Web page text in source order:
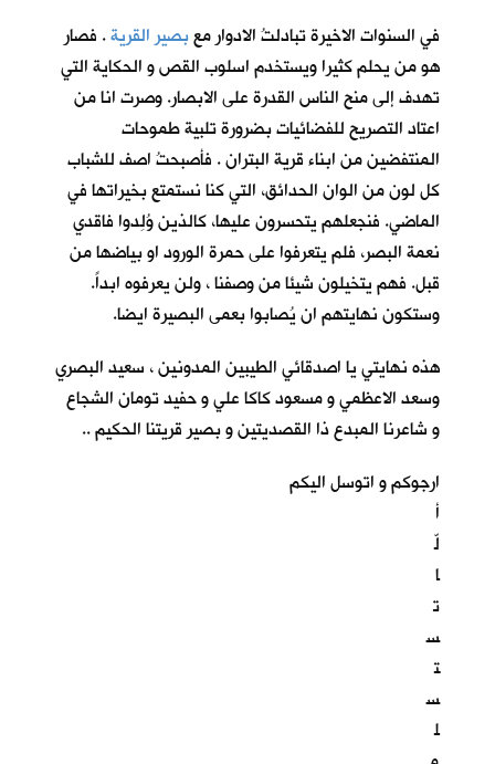
في السنوات الاخيرة تبادلتُ الادوار معبصير القرية. فصار
هو من يحلم كثيرا ويستخدم اسلوب القص و الحكاية التي
تهدف إلى منح الناس القدرة على الابصار. وصرت انا من
اعتاد التصريح للفضائيات بضرورة تلبية طموحات
المنتفضين من ابناء قرية البتران . فأصبحتُ اصف للشباب
كل لون من الوان الحدائق، التي كنا نستمتع بخيراتها في
الماضي. فنجعلهم يتحسرون عليها، كالذين وُلِدوا فاقدي
نعمة البصر، فلم يتعرفوا على حمرة الورود او بياضها من
قبل. فهم يتخيلون شيئا من وصفنا ، ولن يعرفوه ابداً.
وستكون نهايتهم ان يُصابوا بعمى البصيرة ايضا.
هذه نهايتي يا اصدقائي الطيبين المدونين ، سعيد البصري
وسعد الاعظمي و مسعود كاكا علي و حفيد تومان الشجاع
و شاعرنا المبدع ذا القصديتين و بصير قريتنا الحكيم ..
ارجوكم و اتوسل اليكم
أ
لّ
ا
ت
س
ت
س
ل